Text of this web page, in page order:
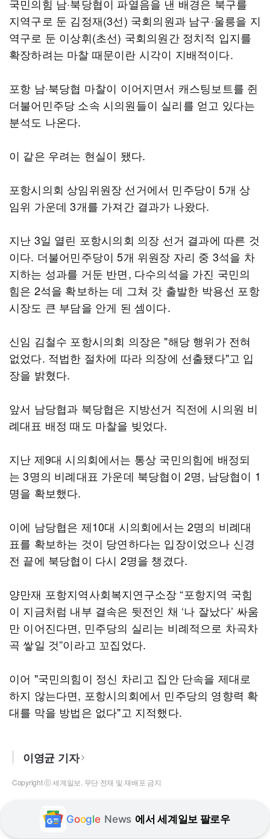
국민의힘 남·북당협이 파열음을 낸 배경은 북구를
지역구로 둔 김정재(3선) 국회의원과 남구·울릉을 지
역구로 둔 이상휘(초선) 국회의원간 정치적 입지를
확장하려는 마찰 때문이란 시각이 지배적이다.
포항 남·북당협 마찰이 이어지면서 캐스팅보트를 쥔
더불어민주당 소속 시의원들이 실리를 얻고 있다는
분석도 나온다.
이 같은 우려는 현실이 됐다.
포항시의회 상임위원장 선거에서 민주당이 5개 상
임위 가운데 3개를 가져간 결과가 나왔다.
지난 3일 열린 포항시의회 의장 선거 결과에 따른 것
이다. 더불어민주당이 5개 위원장 자리 중 3석을 차
지하는 성과를 거둔 반면, 다수의석을 가진 국민의
힘은 2석을 확보하는 데 그쳐 갓 출발한 박용선 포항
시장도 큰 부담을 안게 된 셈이다.
신임 김철수 포항시의회 의장은 "해당 행위가 전혀
없었다. 적법한 절차에 따라 의장에 선출됐다"고 입
장을 밝혔다.
앞서 남당협과 북당협은 지방선거 직전에 시의원 비
례대표 배정 때도 마찰을 빚었다.
지난 제9대 시의회에서는 통상 국민의힘에 배정되
는 3명의 비례대표 가운데 북당협이 2명, 남당협이 1
명을 확보했다.
이에 남당협은 제10대 시의회에서는 2명의 비례대
표를 확보하는 것이 당연하다는 입장이었으나 신경
전 끝에 북당협이 다시 2명을 챙겼다.
양만재 포항지역사회복지연구소장 “포항지역 국힘
이 지금처럼 내부 결속은 뒷전인 채 ‘나 잘났다’ 싸움
만 이어진다면, 민주당의 실리는 비례적으로 차곡차
곡 쌓일 것”이라고 꼬집었다.
이어 "국민의힘이 정신 차리고 집안 단속을 제대로
하지 않는다면, 포항시의회에서 민주당의 영향력 확
대를 막을 방법은 없다"고 지적했다.
이영균 기자
Copyright ⓒ 세계일보. 무단 전재 및 재배포 금지
Google News 에서 세계일보 팔로우